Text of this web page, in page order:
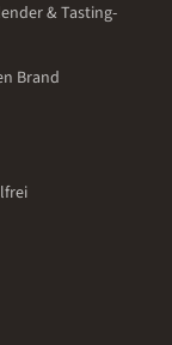
& Tasting-
Brand